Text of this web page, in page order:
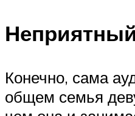
Конечно, сама
общем семья